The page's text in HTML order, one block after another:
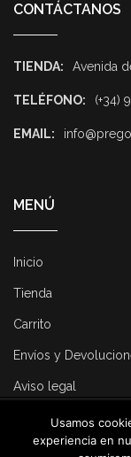
CONTÁCTANOS
TIENDA: Avenida
TELÉFONO: (+34)
EMAIL:
MENÚ
Inicio
Tienda
Carrito
Envíos y
Aviso legal
© 2025
Usamos
experiencia en